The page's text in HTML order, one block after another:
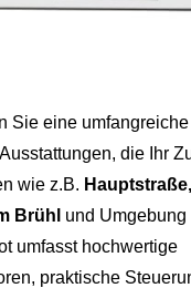
Sie eine
die Ihr
wie z.B.
Brühl und Umgebung
umfasst hochwertige
praktische